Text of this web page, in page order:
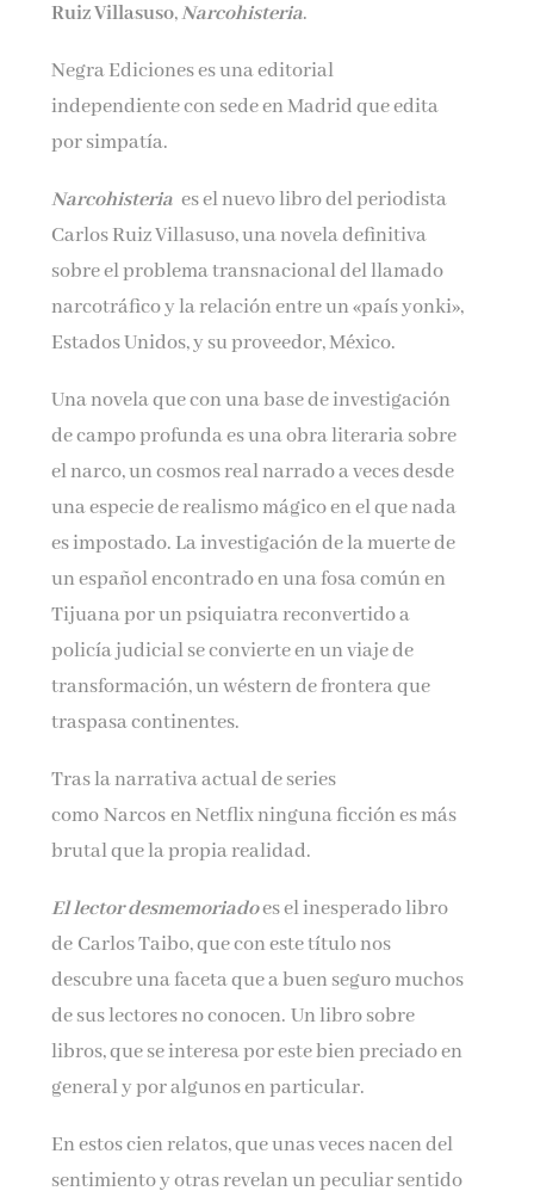
Ruiz Villasuso,Narcohisteria.
Negra Ediciones es una editorial
independiente con sede en Madrid que edita
por simpatía.
Narcohisteriaes el nuevo libro del periodista
Carlos Ruiz Villasuso, una novela definitiva
sobre el problema transnacional del llamado
narcotráfico y la relación entre un «país yonki»,
Estados Unidos, y su proveedor, México.
Una novela que con una base de investigación
de campo profunda es una obra literaria sobre
el narco, un cosmos real narrado a veces desde
una especie de realismo mágico en el que nada
es impostado. La investigación de la muerte de
un español encontrado en una fosa común en
Tijuana por un psiquiatra reconvertido a
policía judicial se convierte en un viaje de
transformación, un wéstern de frontera que
traspasa continentes.
Tras la narrativa actual de series
como Narcos en Netflix ninguna ficción es más
brutal que la propia realidad.
El lector desmemoriadoes el inesperado libro
de Carlos Taibo, que con este título nos
descubre una faceta que a buen seguro muchos
de sus lectores no conocen. Un libro sobre
libros, que se interesa por este bien preciado en
general y por algunos en particular.
En estos cien relatos, que unas veces nacen del
sentimiento y otras revelan un peculiar sentido
de privacidad